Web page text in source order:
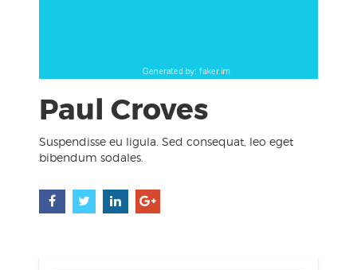
Paul Croves
Suspendisse eu ligula. Sed consequat, leo eget
bibendum sodales.